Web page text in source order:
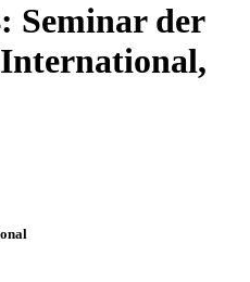
Seminar der